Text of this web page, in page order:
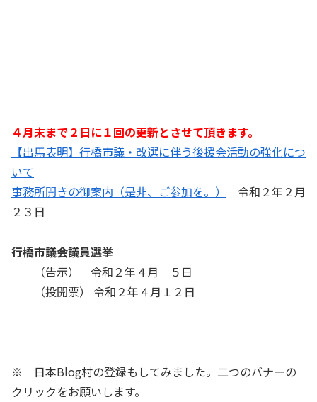
４月末まで２日に１回の更新とさせて頂きます。
【出馬表明】行橋市議・改選に伴う後援会活動の強化につ
いて
事務所開きの御案内（是非、ご参加を。）
令和２年２月
２３日
行橋市議会議員選挙
（告示） 令和２年４月 ５日
（投開票） 令和２年４月１２日
※ 日本Blog村の登録もしてみました。二つのバナーの
クリックをお願いします。